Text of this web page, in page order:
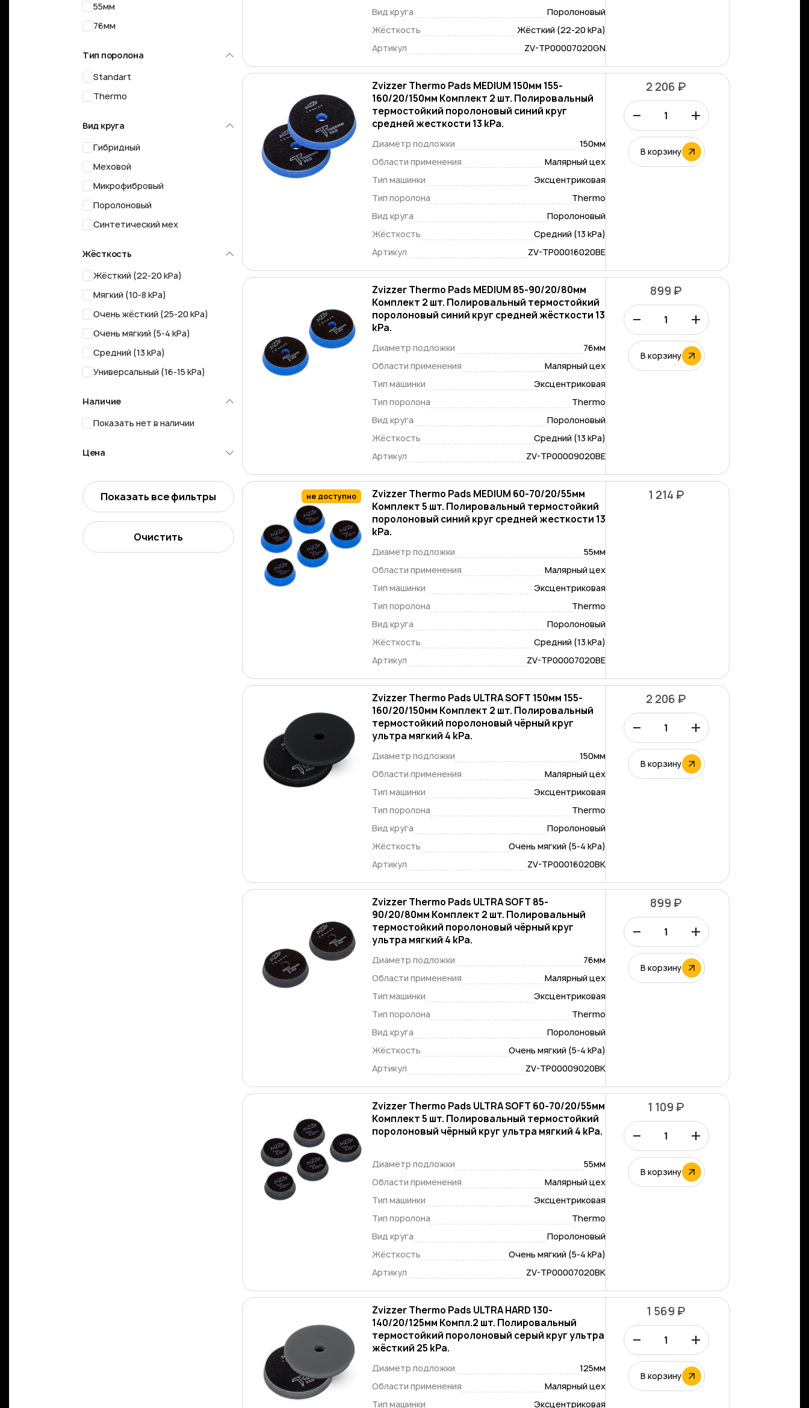
55мм
76мм
Тип поролона
Standart
Thermo
Вид круга
Гибридный
Меховой
Микрофибровый
Поролоновый
Синтетический мех
Жёсткость
Жёсткий (22-20 kPa)
Мягкий (10-8 kPa)
Очень жёсткий (25-20 kPa)
Очень мягкий (5-4 kPa)
Средний (13 kPa)
Универсальный (16-15 kPa)
Наличие
Показать нет в наличии
Цена
Показать все фильтры
Очистить
Вид круга
Поролоновый
Жёсткость
Жёсткий (22-20 kPa)
Артикул
ZV-TP00007020GN
Zvizzer Thermo Pads MEDIUM 150мм 155-
160/20/150мм Комплект 2 шт. Полировальный
термостойкий поролоновый синий круг
средней жесткости 13 kPa.
Диаметр подложки
150мм
Области применения
Малярный цех
Тип машинки
Эксцентриковая
Тип поролона
Thermo
Вид круга
Поролоновый
Жёсткость
Средний (13 kPa)
Артикул
ZV-TP00016020BE
2 206 ₽
– +
В корзину
Zvizzer Thermo Pads MEDIUM 85-90/20/80мм
Комплект 2 шт. Полировальный термостойкий
поролоновый синий круг средней жёсткости 13
kPa.
Диаметр подложки
76мм
Области применения
Малярный цех
Тип машинки
Эксцентриковая
Тип поролона
Thermo
Вид круга
Поролоновый
Жёсткость
Средний (13 kPa)
Артикул
ZV-TP00009020BE
899 ₽
– +
В корзину
не доступно
Zvizzer Thermo Pads MEDIUM 60-70/20/55мм
Комплект 5 шт. Полировальный термостойкий
поролоновый синий круг средней жесткости 13
kPa.
Диаметр подложки
55мм
Области применения
Малярный цех
Тип машинки
Эксцентриковая
Тип поролона
Thermo
Вид круга
Поролоновый
Жёсткость
Средний (13 kPa)
Артикул
ZV-TP00007020BE
1 214 ₽
Zvizzer Thermo Pads ULTRA SOFT 150мм 155-
160/20/150мм Комплект 2 шт. Полировальный
термостойкий поролоновый чёрный круг
ультра мягкий 4 kPa.
Диаметр подложки
150мм
Области применения
Малярный цех
Тип машинки
Эксцентриковая
Тип поролона
Thermo
Вид круга
Поролоновый
Жёсткость
Очень мягкий (5-4 kPa)
Артикул
ZV-TP00016020BK
2 206 ₽
– +
В корзину
Zvizzer Thermo Pads ULTRA SOFT 85-
90/20/80мм Комплект 2 шт. Полировальный
термостойкий поролоновый чёрный круг
ультра мягкий 4 kPa.
Диаметр подложки
76мм
Области применения
Малярный цех
Тип машинки
Эксцентриковая
Тип поролона
Thermo
Вид круга
Поролоновый
Жёсткость
Очень мягкий (5-4 kPa)
Артикул
ZV-TP00009020BK
899 ₽
– +
В корзину
Zvizzer Thermo Pads ULTRA SOFT 60-70/20/55мм
Комплект 5 шт. Полировальный термостойкий
поролоновый чёрный круг ультра мягкий 4 kPa.
Диаметр подложки
55мм
Области применения
Малярный цех
Тип машинки
Эксцентриковая
Тип поролона
Thermo
Вид круга
Поролоновый
Жёсткость
Очень мягкий (5-4 kPa)
Артикул
ZV-TP00007020BK
1 109 ₽
– +
В корзину
Zvizzer Thermo Pads ULTRA HARD 130-
140/20/125мм Компл.2 шт. Полировальный
термостойкий поролоновый серый круг ультра
жёсткий 25 kPa.
Диаметр подложки
125мм
Области применения
Малярный цех
Тип машинки
Эксцентриковая
1 569 ₽
– +
В корзину